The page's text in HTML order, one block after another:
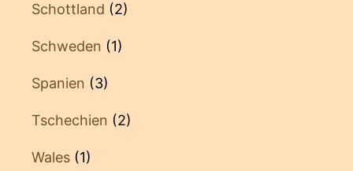
Schottland (2)
Schweden (1)
Spanien (3)
Tschechien (2)
Wales (1)